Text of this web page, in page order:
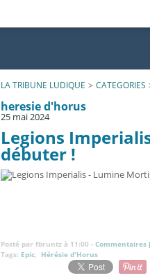
LA TRIBUNE LUDIQUE > CATEGORIES
heresie d'horus
25 mai 2024
Legions
débuter !
Posté par fbruntz à 11:00 - Commentaires [
Tags: Epic, Hérésie d'Horus